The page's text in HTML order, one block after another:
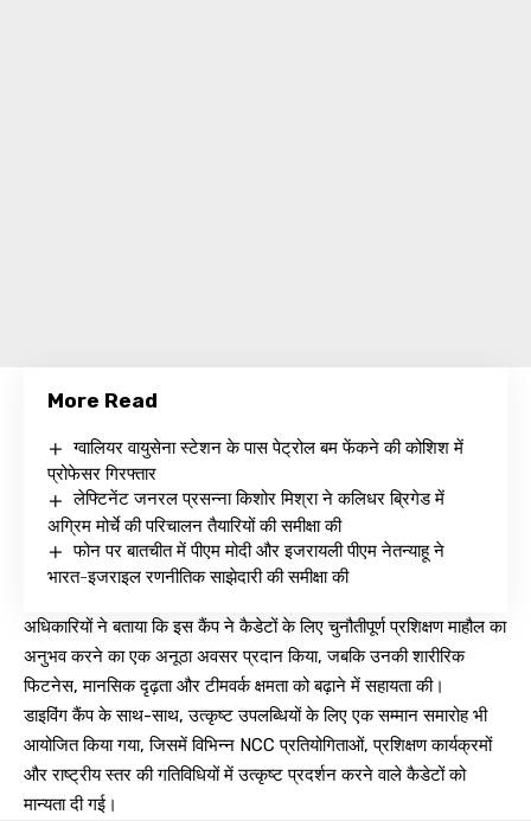
More Read
ग्वालियर वायुसेना स्टेशन के पास पेट्रोल बम फेंकने की कोशिश में
प्रोफेसर गिरफ्तार
लेफ्टिनेंट जनरल प्रसन्ना किशोर मिश्रा ने कलिधर ब्रिगेड में
अग्रिम मोर्चे की परिचालन तैयारियों की समीक्षा की
फोन पर बातचीत में पीएम मोदी और इजरायली पीएम नेतन्याहू ने
भारत-इजराइल रणनीतिक साझेदारी की समीक्षा की
अधिकारियों ने बताया कि इस कैंप ने कैडेटों के लिए चुनौतीपूर्ण प्रशिक्षण माहौल का
अनुभव करने का एक अनूठा अवसर प्रदान किया, जबकि उनकी शारीरिक
फिटनेस, मानसिक दृढ़ता और टीमवर्क क्षमता को बढ़ाने में सहायता की।
डाइविंग कैंप के साथ-साथ, उत्कृष्ट उपलब्धियों के लिए एक सम्मान समारोह भी
आयोजित किया गया, जिसमें विभिन्न NCC प्रतियोगिताओं, प्रशिक्षण कार्यक्रमों
और राष्ट्रीय स्तर की गतिविधियों में उत्कृष्ट प्रदर्शन करने वाले कैडेटों को
मान्यता दी गई।